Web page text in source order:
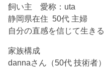
飼い主 愛称：uta
静岡県在住 50代 主婦
自分の直感を信じて生きる
家族構成
dannaさん（50代 技術者）